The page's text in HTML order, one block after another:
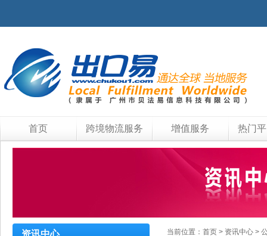
首页 跨境物流服务 增值服务 热门
资讯中心 当前位置： 首页 > 资讯中心 >